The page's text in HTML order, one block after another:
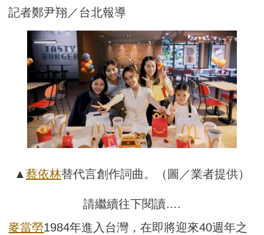
記者鄭尹翔／台北報導
▲蔡依林替代言創作詞曲。（圖／業者提供）
請繼續往下閱讀….
麥當勞1984年進入台灣，在即將迎來40週年之